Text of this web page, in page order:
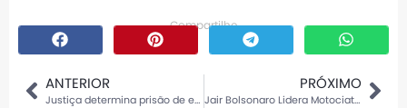
Compartilhe
ANTERIOR
Justiça determina prisão de ex-delegado Protógenes Queiroz em ação movida por Daniel Dantas
PRÓXIMO
Jair Bolsonaro Lidera Motociata em Sinop